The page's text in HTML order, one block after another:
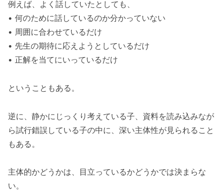
例えば、よく話していたとしても、
• 何のために話しているのか分かっていない
• 周囲に合わせているだけ
• 先生の期待に応えようとしているだけ
• 正解を当てにいっているだけ
ということもある。
逆に、静かにじっくり考えている子、資料を読み込みなが
ら試行錯誤している子の中に、深い主体性が見られること
もある。
主体的かどうかは、目立っているかどうかでは決まらな
い。